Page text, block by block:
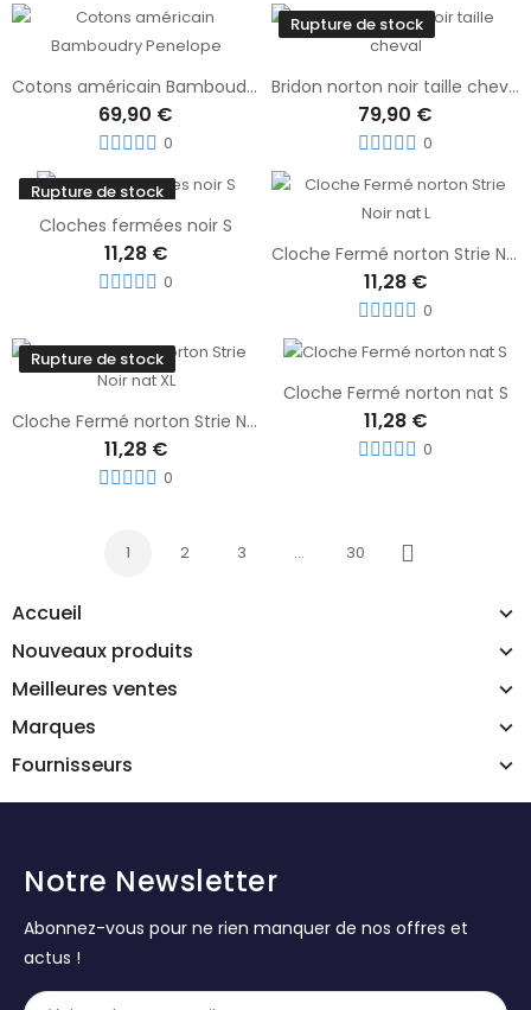
Accueil
Nouveaux produits
Meilleures ventes
Marques
Fournisseurs
Cotons américain Bamboudry Penelope
69,90 €
0
Rupture de stock
Bridon norton noir taille cheval
79,90 €
0
Rupture de stock
Cloches fermées noir S
11,28 €
0
Cloche Fermé norton Strie Noir nat L
11,28 €
0
Rupture de stock
Cloche Fermé norton Strie Noir nat XL
11,28 €
0
Cloche Fermé norton nat S
11,28 €
0
1 2 3 … 30
Suivant
Notre Newsletter
Abonnez-vous pour ne rien manquer de nos offres et
actus !